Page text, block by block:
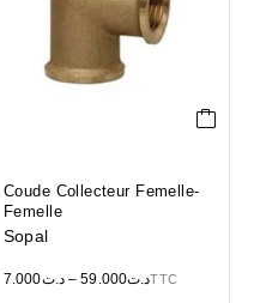
Coude Collecteur Femelle-
Femelle
Sopal
د.ت7.000 – د.ت59.000 TTC